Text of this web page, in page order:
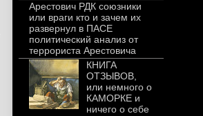
Арестович РДК союзники
или враги кто и зачем их
развернул в ПАСЕ
политический анализ от
террориста Арестовича
КНИГА
ОТЗЫВОВ,
или немного о
КАМОРКЕ и
ничего о себе